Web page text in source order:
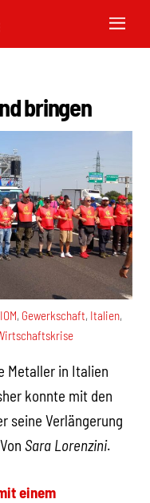
bringen
, Gewerkschaft, Italien,
Metaller in Italien
konnte mit den
seine Verlängerung
Sara Lorenzini.
einem